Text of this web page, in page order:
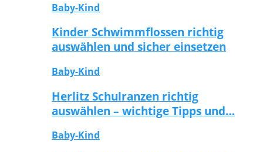
Baby-Kind
Kinder Schwimmflossen richtig
auswählen und sicher einsetzen
Baby-Kind
Herlitz Schulranzen richtig
auswählen – wichtige Tipps und…
Baby-Kind